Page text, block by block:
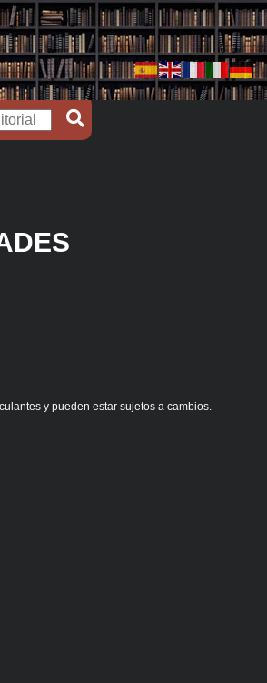
y pueden estar sujetos a cambios.